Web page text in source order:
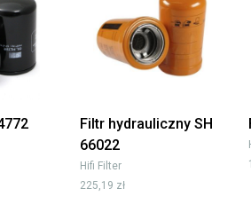
Filtr hydrauliczny SH
66022
Hifi Filter
225,19 zł